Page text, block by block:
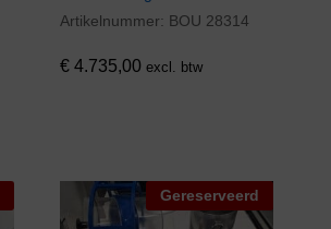
Artikelnummer: BOU 28314
€4.735,00 excl. btw
€4.735,00
Gereserveerd